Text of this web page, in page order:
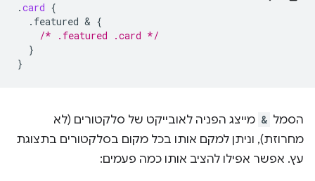
.card {
.featured & {
/* .featured .card */
}
}
הסמל & מייצג הפניה לאובייקט של סלקטורים (לא
מחרוזת), וניתן למקם אותו בכל מקום בסלקטורים בתצוגת
עץ. אפשר אפילו להציב אותו כמה פעמים: